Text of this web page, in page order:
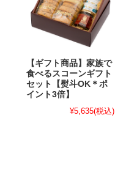
【ギフト商品】家族で
食べるスコーンギフト
セット【熨斗OK＊ポ
イント3倍】
¥5,635(税込)